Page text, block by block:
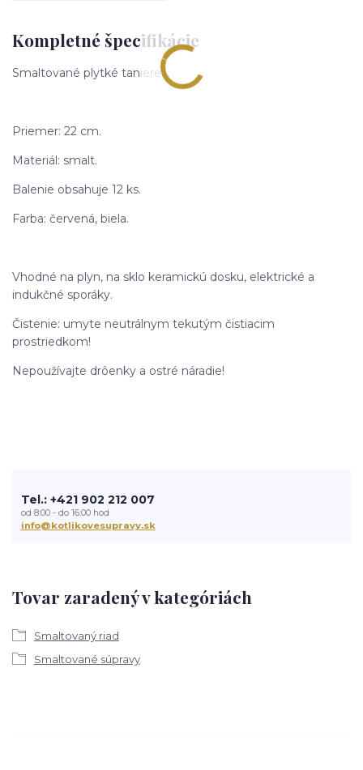
Kompletné špecifikácie
Smaltované plytké taniere.
Priemer: 22 cm.
Materiál: smalt.
Balenie obsahuje 12 ks.
Farba: červená, biela.
Vhodné na plyn, na sklo keramickú dosku, elektrické a
indukčné sporáky.
Čistenie: umyte neutrálnym tekutým čistiacim
prostriedkom!
Nepoužívajte drôenky a ostré náradie!
Tovar zaradený v kategóriách
Smaltovaný riad
Smaltované súpravy
Tel.: +421 902 212 007
od 8:00 - do 16:00 hod
info@kotlikovesupravy.sk